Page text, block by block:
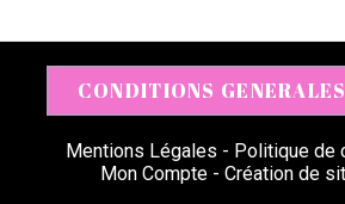
CONDITIONS
Mentions Légales
Politique de
Mon Compte
Création de